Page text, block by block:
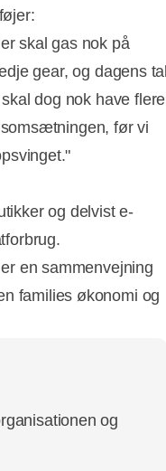
skal gas nok på
gear, og dagens tal
dog nok have flere
før vi
og delvist e-
en sammenvejning
families økonomi og
og